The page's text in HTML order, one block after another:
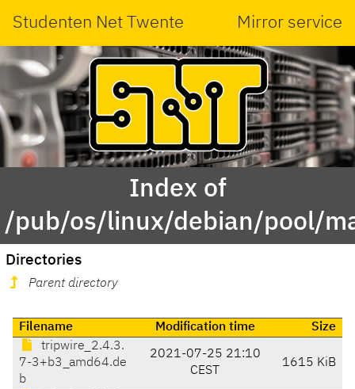
Studenten Net Twente Mirror service
Index of
/pub/os/linux/debian/pool/
Directories
Parent directory
Filename Modification time
Size
tripwire_2.4.3.
7-3+b3_amd64.de
b
2021-07-25 21:10
CEST
1615 KiB